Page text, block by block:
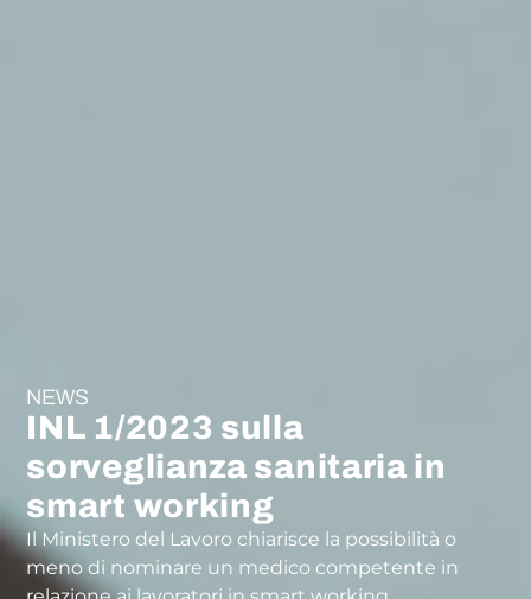
NEWS
INL 1/2023 sulla
sorveglianza sanitaria in
smart working
Il Ministero del Lavoro chiarisce la possibilità o
meno di nominare un medico competente in